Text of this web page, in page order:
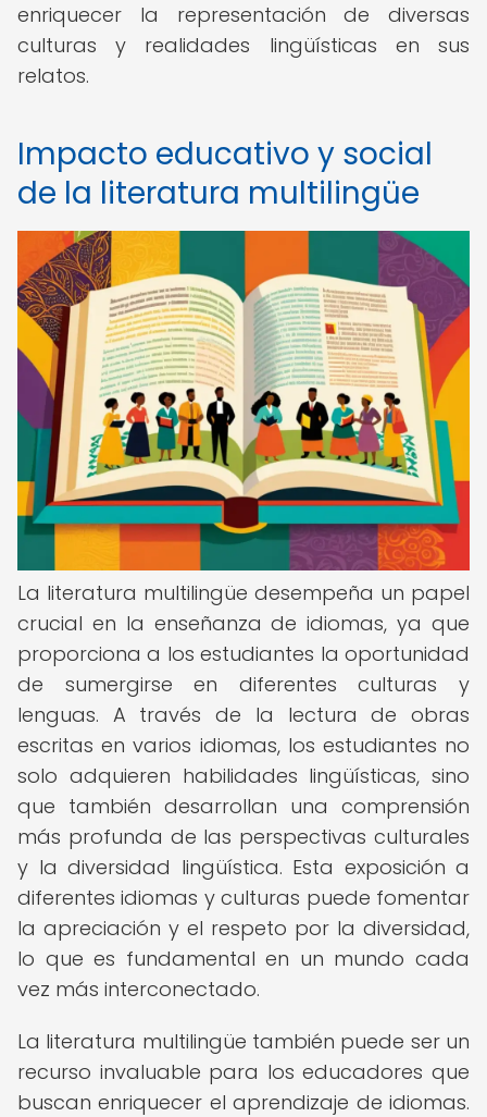
enriquecer la representación de diversas
culturas y realidades lingüísticas en sus
relatos.
Impacto educativo y social
de la literatura multilingüe
La literatura multilingüe desempeña un papel
crucial en la enseñanza de idiomas, ya que
proporciona a los estudiantes la oportunidad
de sumergirse en diferentes culturas y
lenguas. A través de la lectura de obras
escritas en varios idiomas, los estudiantes no
solo adquieren habilidades lingüísticas, sino
que también desarrollan una comprensión
más profunda de las perspectivas culturales
y la diversidad lingüística. Esta exposición a
diferentes idiomas y culturas puede fomentar
la apreciación y el respeto por la diversidad,
lo que es fundamental en un mundo cada
vez más interconectado.
La literatura multilingüe también puede ser un
recurso invaluable para los educadores que
buscan enriquecer el aprendizaje de idiomas.